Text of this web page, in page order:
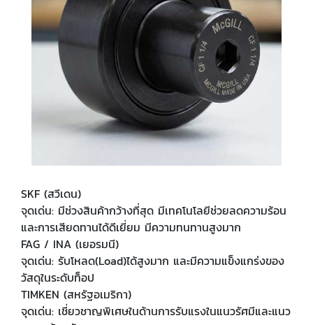
SKF (สวีเดน)
จุดเด่น: มีช่วงสินค้ากว้างที่สุด มีเทคโนโลยีช่วยลดความร้อน
และการเสียดทานได้ดีเยี่ยม มีความทนทานสูงมาก
FAG / INA (เยอรมนี)
จุดเด่น: รับโหลด(Load)ได้สูงมาก และมีความแข็งแกร่งของ
วัสดุในระดับท็อป
TIMKEN (สหรัฐอเมริกา)
จุดเด่น: เชี่ยวชาญพิเศษในด้านการรับแรงในแนวรัศมีและแนว